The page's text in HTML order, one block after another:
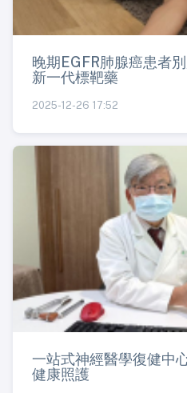
晚期EGFR肺腺癌患者
新一代標靶藥
2025-12-26 17:52
一站式神經醫學復健
健康照護